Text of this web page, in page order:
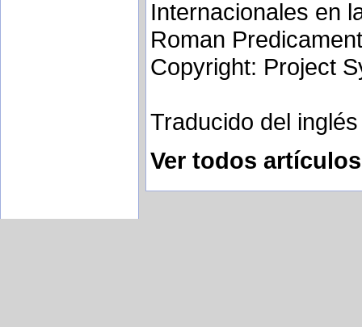
Internacionales en
Roman
Copyright: Project
Traducido del
Ver todos